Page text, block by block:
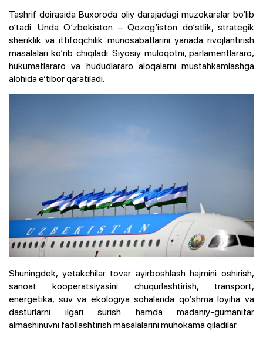
Tashrif doirasida Buxoroda oliy darajadagi muzokaralar bo‘lib
o‘tadi. Unda O‘zbekiston – Qozog‘iston do‘stlik, strategik
sheriklik va ittifoqchilik munosabatlarini yanada rivojlantirish
masalalari ko‘rib chiqiladi. Siyosiy muloqotni, parlamentlararo,
hukumatlararo va hududlararo aloqalarni mustahkamlashga
alohida e’tibor qaratiladi.
Shuningdek, yetakchilar tovar ayirboshlash hajmini oshirish,
sanoat kooperatsiyasini chuqurlashtirish, transport,
energetika, suv va ekologiya sohalarida qo‘shma loyiha va
dasturlarni ilgari surish hamda madaniy-gumanitar
almashinuvni faollashtirish masalalarini muhokama qiladilar.